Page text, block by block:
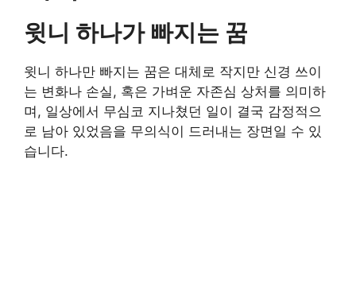
윗니 하나가 빠지는 꿈
윗니 하나만 빠지는 꿈은 대체로 작지만 신경 쓰이
는 변화나 손실, 혹은 가벼운 자존심 상처를 의미하
며, 일상에서 무심코 지나쳤던 일이 결국 감정적으
로 남아 있었음을 무의식이 드러내는 장면일 수 있
습니다.